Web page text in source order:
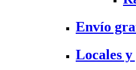
Envío
Locales